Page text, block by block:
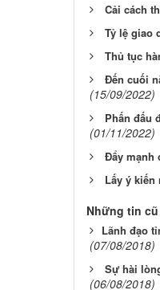
Cải cách
Tỷ lệ giao
Thủ tục
Đến cuối
(15/09/2022)
Phấn đấu
(01/11/2022)
Đẩy mạnh
Lấy ý
Những tin
​Lãnh đạo
(07/08/2018)
Sự hài
(06/08/2018)